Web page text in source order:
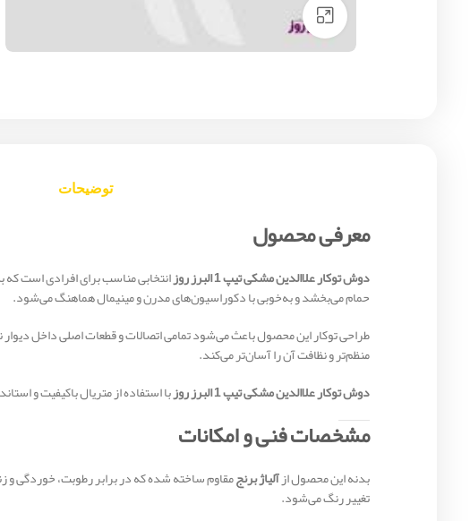
Click to enlarge
توضیحات
معرفی محصول
دوش توکار علاالدین مشکی تیپ 1 البرز روز انتخابی مناسب برای افرادی است
حمام می‌بخشد و به‌خوبی با دکوراسیون‌های مدرن و مینیمال هماهنگ می‌شود.
طراحی توکار این محصول باعث می‌شود تمامی اتصالات و قطعات اصلی داخل
منظم‌تر و نظافت آن را آسان‌تر می‌کند.
دوش توکار علاالدین مشکی تیپ 1 البرز روز
با استفاده از متریال باکیفیت و
مشخصات فنی و امکانات
بدنه این محصول ازآلیاژ برنجمقاوم ساخته شده که در برابر رطوبت، خوردگی و
تغییر رنگ می‌شود.